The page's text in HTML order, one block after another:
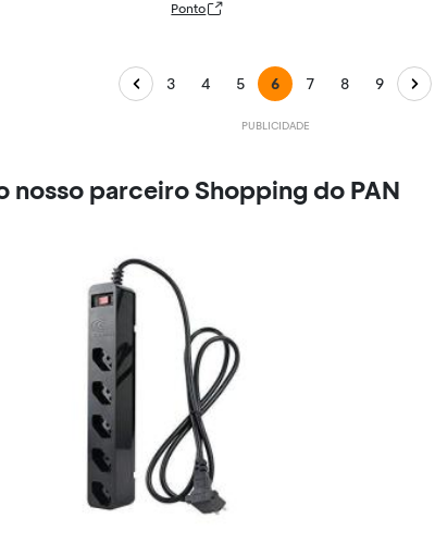
Ponto
3 4 5 6 7 8 9
parceiro Shopping do PAN